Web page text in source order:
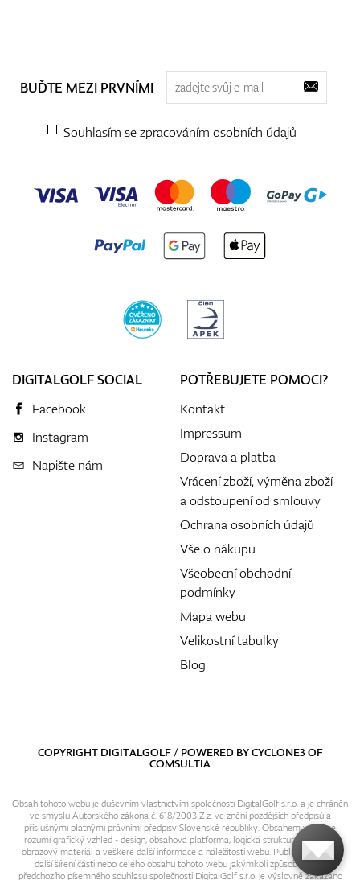
BUĎTE MEZI PRVNÍMI
Souhlasím se zpracováním osobních údajů
DIGITALGOLF SOCIAL
Facebook
Instagram
Napište nám
POTŘEBUJETE POMOCI?
Kontakt
Impressum
Doprava a platba
Vrácení zboží, výměna zboží
a odstoupení od smlouvy
Ochrana osobních údajů
Vše o nákupu
Všeobecní obchodní
podmínky
Mapa webu
Velikostní tabulky
Blog
COPYRIGHT DIGITALGOLF / POWERED BYCYCLONE3OF
COMSULTIA
Obsah tohoto webu je duševním vlastnictvím společnosti DigitalGolf s.r.o. a je chráněn
ve smyslu Autorského zákona č. 618/2003 Z.z. ve znění pozdějších předpisů a
příslušnými platnými právními předpisy Slovenské republiky. Obsahem webu se
rozumí grafický vzhled - design, obsahová platforma, logická struktura, textový i
obrazový materiál a veškeré další informace a náležitosti webu. Publikování resp.
další šíření části nebo celého obsahu tohoto webu jakýmkoli způsobem bez
předchozího písemného souhlasu společnosti DigitalGolf s.r.o. je výslovně zakázáno